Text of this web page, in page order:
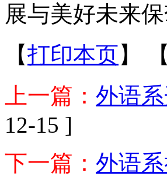
展与美好未来保
【打印本页】 【
上一篇： 外语
12-15 ]
下一篇： 外语